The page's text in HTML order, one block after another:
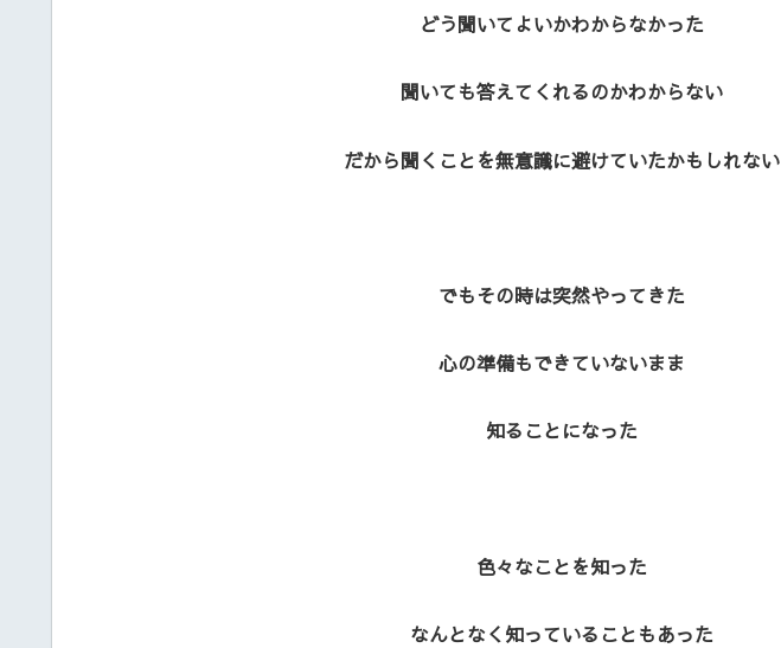
どう聞いてよいかわからなかった
聞いても答えてくれるのかわからない
だから聞くことを無意識に避けていたかもしれない
でもその時は突然やってきた
心の準備もできていないまま
知ることになった
色々なことを知った
なんとなく知っていることもあった